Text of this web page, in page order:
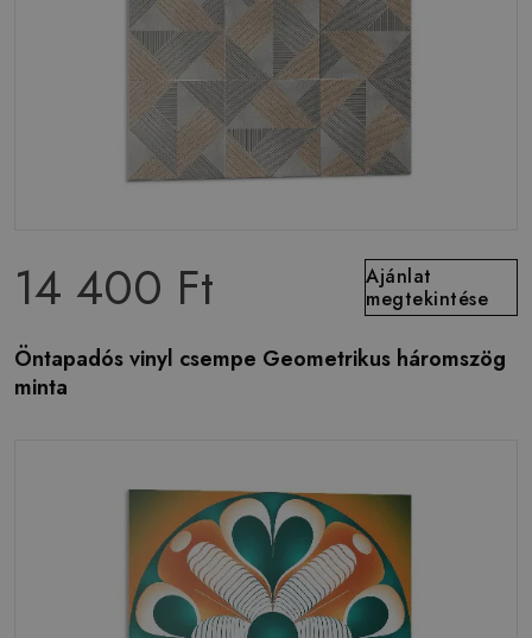
14 400 Ft
Ajánlat
megtekintése
Öntapadós vinyl csempe Geometrikus háromszög
minta